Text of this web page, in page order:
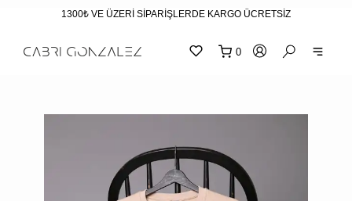
1300₺ VE ÜZERİ SİPARİŞLERDE KARGO ÜCRETSİZ
0